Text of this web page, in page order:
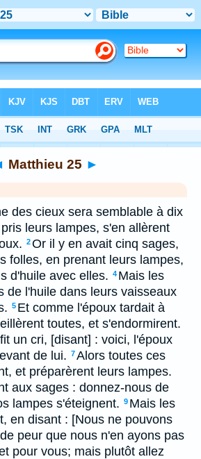
Matthieu 25 ►
des cieux sera semblable à dix
leurs lampes, s'en allèrent
2Or il y en avait cinq sages,
folles, en prenant leurs lampes,
d'huile avec elles. 4 Mais les
de l'huile dans leurs vaisseaux
5 Et comme l'époux tardait à
toutes, et s'endormirent.
un cri, [disant] : voici, l'époux
de lui. 7Alors toutes ces
et préparèrent leurs lampes.
aux sages : donnez-nous de
lampes s'éteignent. 9 Mais les
en disant : [Nous ne pouvons
peur que nous n'en ayons pas
pour vous; mais plutôt allez